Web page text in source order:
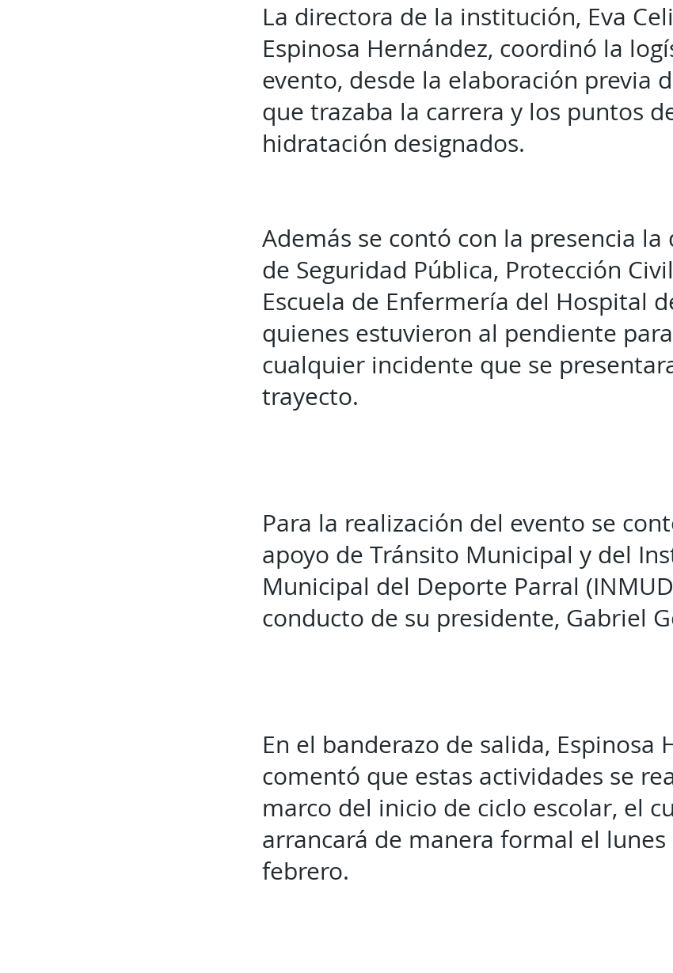
La directora de la institución, Eva
Espinosa Hernández, coordinó la
evento, desde la elaboración previa
que trazaba la carrera y los puntos
hidratación designados.
Además se contó con la presencia la
de Seguridad Pública, Protección
Escuela de Enfermería del Hospital
quienes estuvieron al pendiente
cualquier incidente que se
trayecto.
Para la realización del evento se
apoyo de Tránsito Municipal y del
Municipal del Deporte Parral
conducto de su presidente, Gabriel
En el banderazo de salida, Espinosa
comentó que estas actividades se
marco del inicio de ciclo escolar, el
arrancará de manera formal el lunes
febrero.